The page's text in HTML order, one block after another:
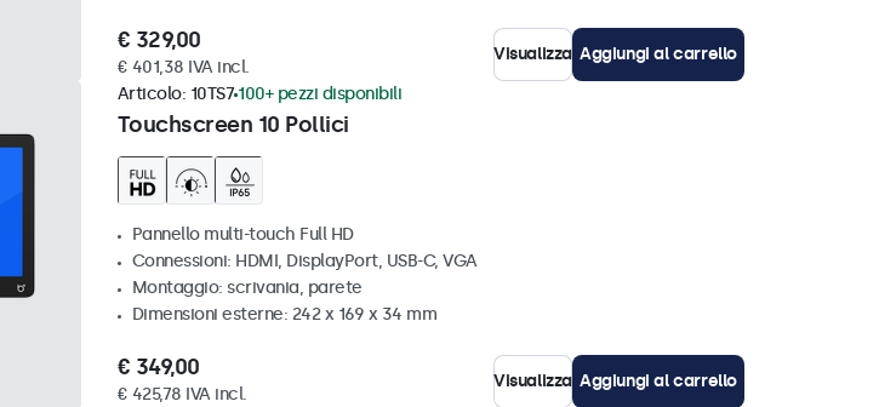
€ 329,00
€ 401,38 IVA incl.
Visualizza Aggiungi al carrello
Touchscreen 10 Pollici
Articolo: 10TS7 100+ pezzi disponibili
Pannello multi-touch Full HD
Connessioni: HDMI, DisplayPort, USB-C, VGA
Montaggio: scrivania, parete
Dimensioni esterne: 242 x 169 x 34 mm
€ 349,00
€ 425,78 IVA incl.
Visualizza Aggiungi al carrello